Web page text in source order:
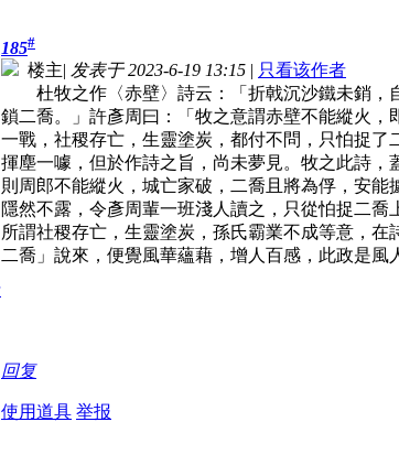
185#
楼主| 发表于 2023-6-19 13:15 | 只看该作者
杜牧之作〈赤壁〉詩云：「折戟沉沙鐵未銷，
鎖二喬。」許彥周曰：「牧之意謂赤壁不能縱火
一戰，社稷存亡，生靈塗炭，都付不問，只怕捉
揮塵一噱，但於作詩之旨，尚未夢見。牧之此詩，
則周郎不能縱火，城亡家破，二喬且將為俘，安
隱然不露，令彥周輩一班淺人讀之，只從怕捉二
所謂社稷存亡，生靈塗炭，孫氏霸業不成等意，
二喬」說來，便覺風華蘊藉，增人百感，此政是風
回复
使用道具 举报